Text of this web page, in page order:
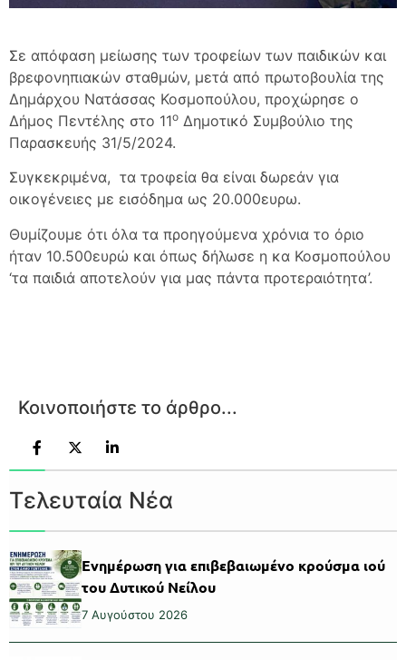
Σε απόφαση μείωσης των τροφείων των παιδικών και
βρεφονηπιακών σταθμών, μετά από πρωτοβουλία της
Δημάρχου Νατάσσας Κοσμοπούλου, προχώρησε ο
Δήμος Πεντέλης στο 11ο Δημοτικό Συμβούλιο της
Παρασκευής 31/5/2024.
Συγκεκριμένα, τα τροφεία θα είναι δωρεάν για
οικογένειες με εισόδημα ως 20.000ευρω.
Θυμίζουμε ότι όλα τα προηγούμενα χρόνια το όριο
ήταν 10.500ευρώ και όπως δήλωσε η κα Κοσμοπούλου
‘τα παιδιά αποτελούν για μας πάντα προτεραιότητα’.
Κοινοποιήστε το άρθρο...
Τελευταία Νέα
Ενημέρωση για επιβεβαιωμένο κρούσμα ιού
του Δυτικού Νείλου
7 Αυγούστου 2026